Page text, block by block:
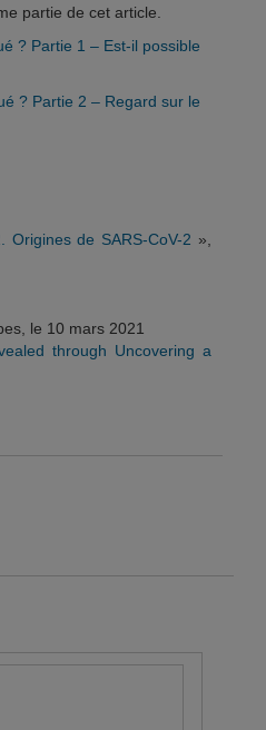
partie de cet article.
? Partie 1 – Est-il possible
? Partie 2 – Regard sur le
de SARS-CoV-2 »,
le 10 mars 2021
through Uncovering a